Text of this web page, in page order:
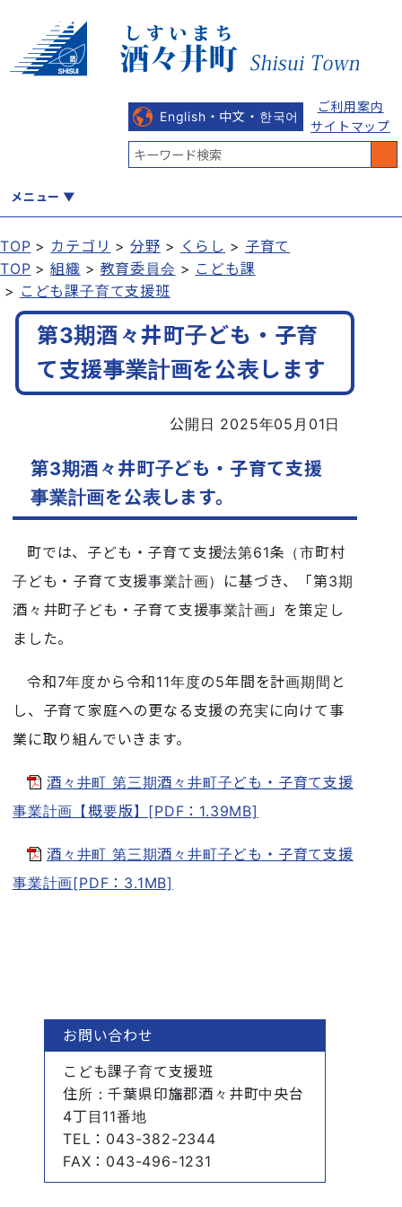
English・中文・한국어
ご利用案内
サイトマップ
メニュー
くらし 健康・福祉 教育・文化
行政 まちづくり
TOP カテゴリ 分野 くらし
子育て
TOP
組織 教育委員会
こども課
こども課子育て支援班
第3期酒々井町子ども・子育
て支援事業計画を公表します
公開日 2025年05月01日
第3期酒々井町子ども・子育て支援
事業計画を公表します。
町では、子ども・子育て支援法第61条（市町村
子ども・子育て支援事業計画）に基づき、「第3期
酒々井町子ども・子育て支援事業計画」を策定し
ました。
令和7年度から令和11年度の5年間を計画期間と
し、子育て家庭への更なる支援の充実に向けて事
業に取り組んでいきます。
酒々井町 第三期酒々井町子ども・子育て支援
事業計画【概要版】[PDF：1.39MB]
酒々井町 第三期酒々井町子ども・子育て支援
事業計画[PDF：3.1MB]
お問い合わせ
こども課子育て支援班
住所 ：千葉県印旛郡酒々井町中央台
4丁目11番地
TEL ：043-382-2344
FAX ：043-496-1231